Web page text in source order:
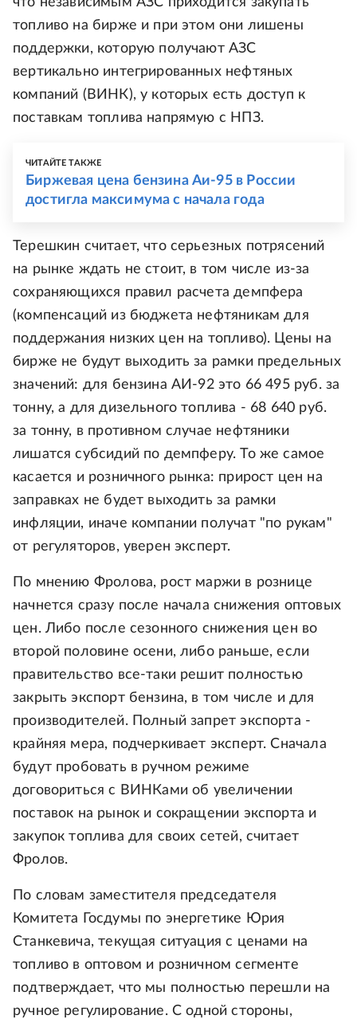
топливо на бирже и при этом они лишены
поддержки, которую получают АЗС
вертикально интегрированных нефтяных
компаний (ВИНК), у которых есть доступ к
поставкам топлива напрямую с НПЗ.
ЧИТАЙТЕ ТАКЖЕ
Биржевая цена бензина Аи-95 в России
достигла максимума с начала года
Терешкин считает, что серьезных потрясений
на рынке ждать не стоит, в том числе из-за
сохраняющихся правил расчета демпфера
(компенсаций из бюджета нефтяникам для
поддержания низких цен на топливо). Цены на
бирже не будут выходить за рамки предельных
значений: для бензина АИ-92 это 66 495 руб. за
тонну, а для дизельного топлива - 68 640 руб.
за тонну, в противном случае нефтяники
лишатся субсидий по демпферу. То же самое
касается и розничного рынка: прирост цен на
заправках не будет выходить за рамки
инфляции, иначе компании получат "по рукам"
от регуляторов, уверен эксперт.
По мнению Фролова, рост маржи в рознице
начнется сразу после начала снижения оптовых
цен. Либо после сезонного снижения цен во
второй половине осени, либо раньше, если
правительство все-таки решит полностью
закрыть экспорт бензина, в том числе и для
производителей. Полный запрет экспорта -
крайняя мера, подчеркивает эксперт. Сначала
будут пробовать в ручном режиме
договориться с ВИНКами об увеличении
поставок на рынок и сокращении экспорта и
закупок топлива для своих сетей, считает
Фролов.
По словам заместителя председателя
Комитета Госдумы по энергетике Юрия
Станкевича, текущая ситуация с ценами на
топливо в оптовом и розничном сегменте
подтверждает, что мы полностью перешли на
ручное регулирование. С одной стороны,